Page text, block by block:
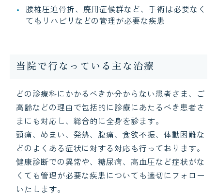
腰椎圧迫骨折、廃用症候群など、手術は必要なく
てもリハビリなどの管理が必要な疾患
当院で行なっている主な治療
どの診療科にかかるべきか分からない患者さま、ご
高齢などの理由で包括的に診療にあたるべき患者さ
まにも対応し、総合的に全身を診ます。
頭痛、めまい、発熱、腹痛、食欲不振、体動困難な
どのよくある症状に対する対応も行っております。
健康診断での異常や、糖尿病、高血圧など症状がな
くても管理が必要な疾患についても適切にフォロー
いたします。